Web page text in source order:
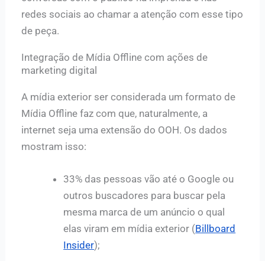
redes sociais ao chamar a atençãocom esse tipo
de peça.
Integração de Mídia Offline com ações de
marketing digital
A mídia exterior ser considerada um formato de
Mídia Offline faz com que, naturalmente, a
internet seja uma extensão do OOH. Os dados
mostram isso:
33% das pessoas vão até o Google ou
outros buscadores para buscar pela
mesma marca de um anúncio o qual
elas viram em mídia exterior (Billboard
Insider);